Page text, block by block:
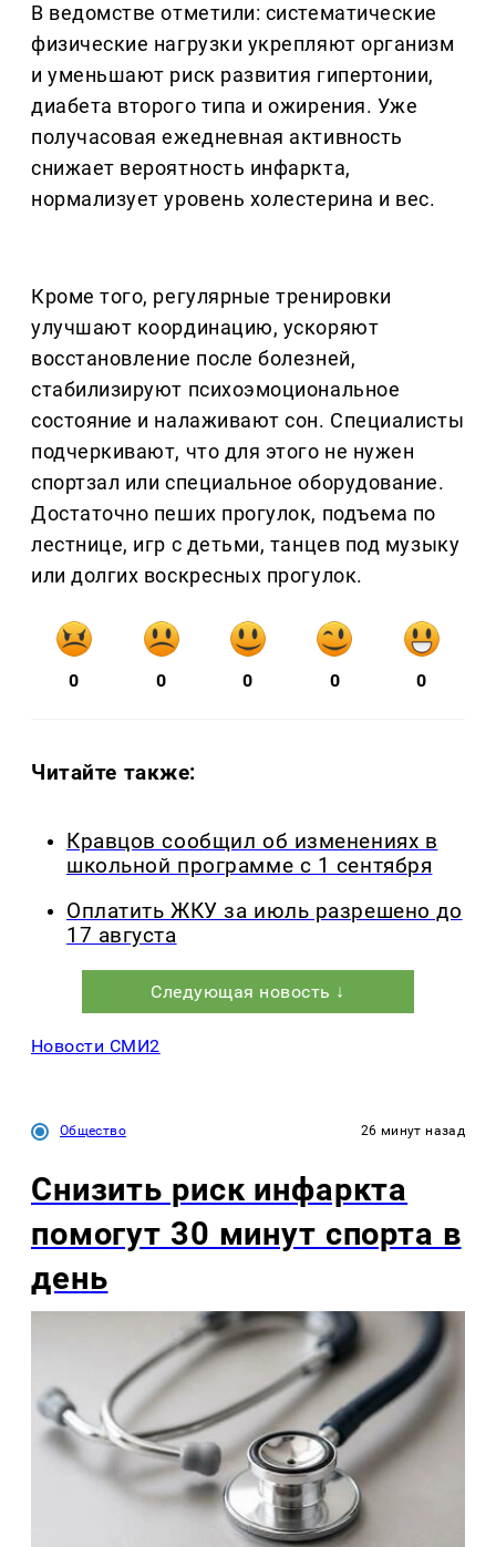
В ведомстве отметили: систематические
физические нагрузки укрепляют организм
и уменьшают риск развития гипертонии,
диабета второго типа и ожирения. Уже
получасовая ежедневная активность
снижает вероятность инфаркта,
нормализует уровень холестерина и вес.
Кроме того, регулярные тренировки
улучшают координацию, ускоряют
восстановление после болезней,
стабилизируют психоэмоциональное
состояние и налаживают сон. Специалисты
подчеркивают, что для этого не нужен
спортзал или специальное оборудование.
Достаточно пеших прогулок, подъема по
лестнице, игр с детьми, танцев под музыку
или долгих воскресных прогулок.
0 0 0 0 0
Читайте также:
Кравцов сообщил об изменениях в
школьной программе с 1 сентября
Оплатить ЖКУ за июль разрешено до
17 августа
Следующая новость ↓
Новости СМИ2
Общество 26 минут назад
Снизить риск инфаркта
помогут 30 минут спорта в
день